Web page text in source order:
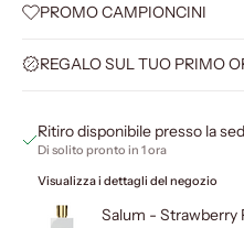
PROMO CAMPIONCINI
REGALO SUL TUO PRIMO
Ritiro disponibile presso la
Di solito pronto in 1 ora
Visualizza i dettagli del negozio
Salum - Strawberry